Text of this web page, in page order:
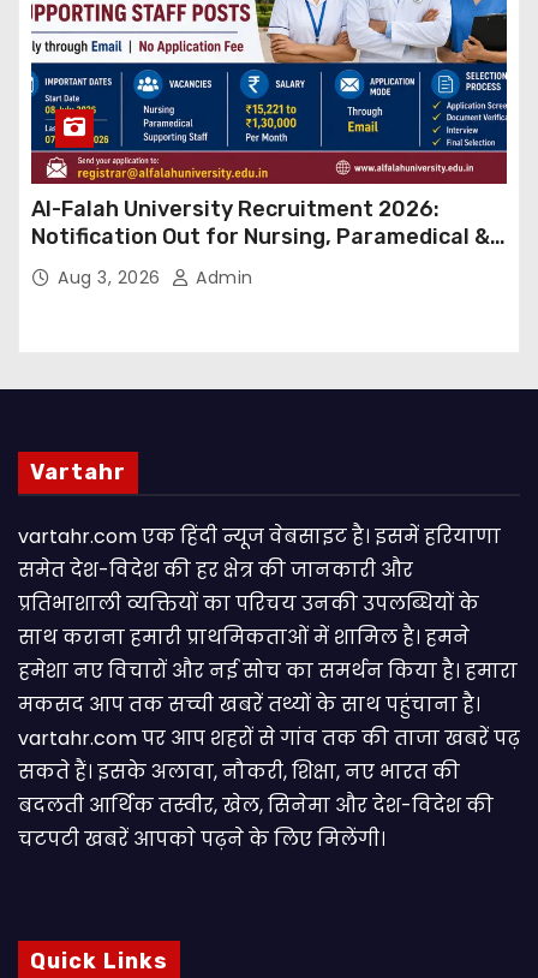
Al-Falah University Recruitment 2026:
Notification Out for Nursing, Paramedical &
Supporting Staff Posts, Apply Through Email
Aug 3, 2026 Admin
Vartahr
vartahr.com एक हिंदी न्यूज वेबसाइट है। इसमें हरियाणा
समेत देश-विदेश की हर क्षेत्र की जानकारी और
प्रतिभाशाली व्यक्तियों का परिचय उनकी उपलब्धियों के
साथ कराना हमारी प्राथमिकताओं में शामिल है। हमने
हमेशा नए विचारों और नई सोच का समर्थन किया है। हमारा
मकसद आप तक सच्ची खबरें तथ्यों के साथ पहुंचाना है।
vartahr.com पर आप शहरों से गांव तक की ताजा खबरें पढ़
सकते हैं। इसके अलावा, नौकरी, शिक्षा, नए भारत की
बदलती आर्थिक तस्वीर, खेल, सिनेमा और देश-विदेश की
चटपटी खबरें आपकाे पढ़ने के लिए मिलेंगी।
Quick Links